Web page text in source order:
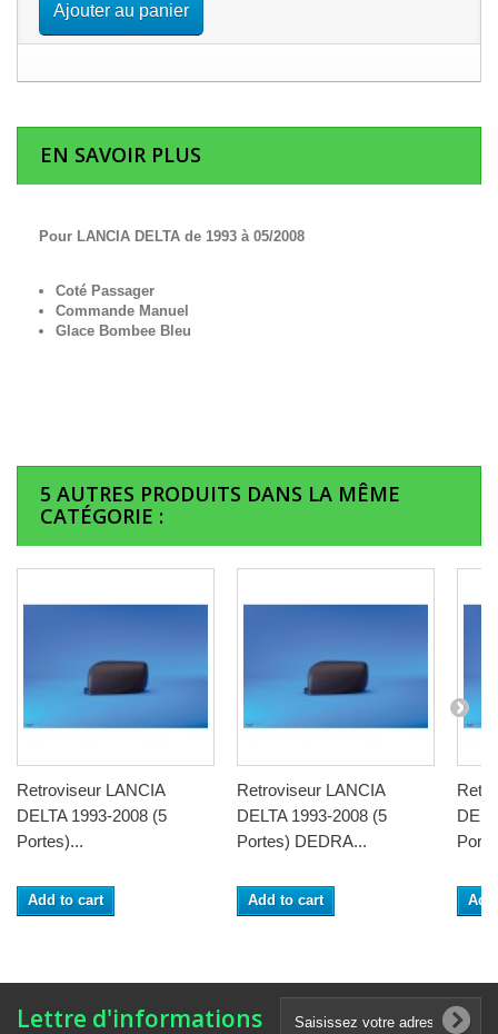
Ajouter au panier
EN SAVOIR PLUS
Pour LANCIA DELTA de 1993 à 05/2008
Coté Passager
Commande Manuel
Glace Bombee Bleu
5 AUTRES PRODUITS DANS LA MÊME
CATÉGORIE :
Retroviseur LANCIA
DELTA 1993-2008 (5
Portes)...
Add to cart
Retroviseur LANCIA
DELTA 1993-2008 (5
Portes) DEDRA...
Add to cart
Lettre d'informations